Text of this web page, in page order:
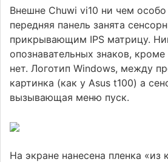
Внешне Chuwi vi10 ни чем
передняя панель занята
прикрывающим IPS матрицу.
опознавательных знаков, кроме
нет. Логотип Windows, между
картинка (как у Asus t100) а
вызывающая меню пуск.
На экране нанесена пленка «из